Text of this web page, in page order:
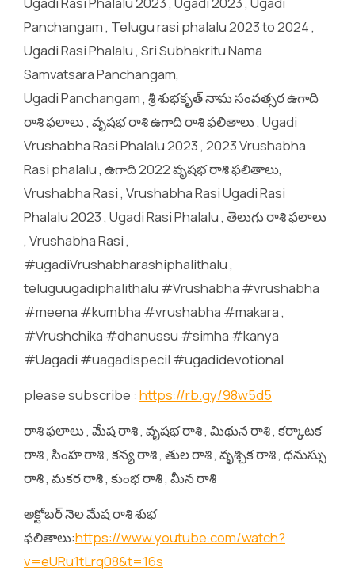
Panchangam , Telugu rasi phalalu 2023 to 2024 ,
Ugadi Rasi Phalalu , Sri Subhakritu Nama
Samvatsara Panchangam,
Ugadi Panchangam , శ్రీ శుభకృత్ నామ సంవత్సర ఉగాది
రాశి ఫలాలు , వృషభ రాశి ఉగాది రాశి ఫలితాలు , Ugadi
Vrushabha Rasi Phalalu 2023 , 2023 Vrushabha
Rasi phalalu , ఉగాది 2022 వృషభ రాశి ఫలితాలు,
Vrushabha Rasi , Vrushabha Rasi Ugadi Rasi
Phalalu 2023 , Ugadi Rasi Phalalu , తెలుగు రాశి ఫలాలు
, Vrushabha Rasi ,
#ugadiVrushabharashiphalithalu ,
teluguugadiphalithalu #Vrushabha #vrushabha
#meena #kumbha #vrushabha #makara ,
#Vrushchika #dhanussu #simha #kanya
#Uagadi #uagadispecil #ugadidevotional
please subscribe : https://rb.gy/98w5d5
రాశి ఫలాలు , మేష రాశి , వృషభ రాశి , మిథున రాశి , కర్కాటక
రాశి , సింహ రాశి , కన్య రాశి , తుల రాశి , వృశ్చిక రాశి , ధనుస్సు
రాశి , మకర రాశి , కుంభ రాశి , మీన రాశి
అక్టోబర్ నెల మేష రాశి శుభ
ఫలితాలు:https://www.youtube.com/watch?
v=eURu1tLrq08&t=16s